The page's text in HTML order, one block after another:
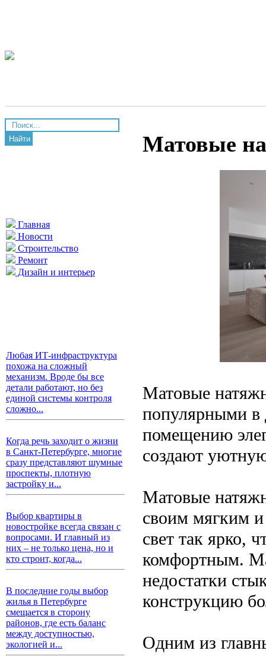
Найти
Главная
Новости
Строительство
Ремонт
Дизайн и интерьер
Любая ИТ-инфраструктура
похожа на сложный
механизм. Вроде бы все
детали работают, но без
единой системы контроля
сложно...
Когда речь заходит о жизни
в Санкт-Петербурге, многие
сразу представляют шумные
проспекты, плотную
застройку и...
Выбор квартиры в
новостройке всегда связан с
вопросами. И главный из
них – не только цена, но и
кто строит, когда...
В последние годы выбор
жилья в Петербурге
смещается в сторону
районов, где есть баланс
между доступностью,
экологией и...
Матовые
Матовые
популярными в
помещению
создают
Матовые
своим мягким
свет так ярко,
комфортным.
недостатки
конструкцию
Одним из